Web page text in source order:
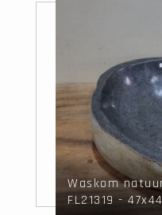
Waskom
FL21319 -